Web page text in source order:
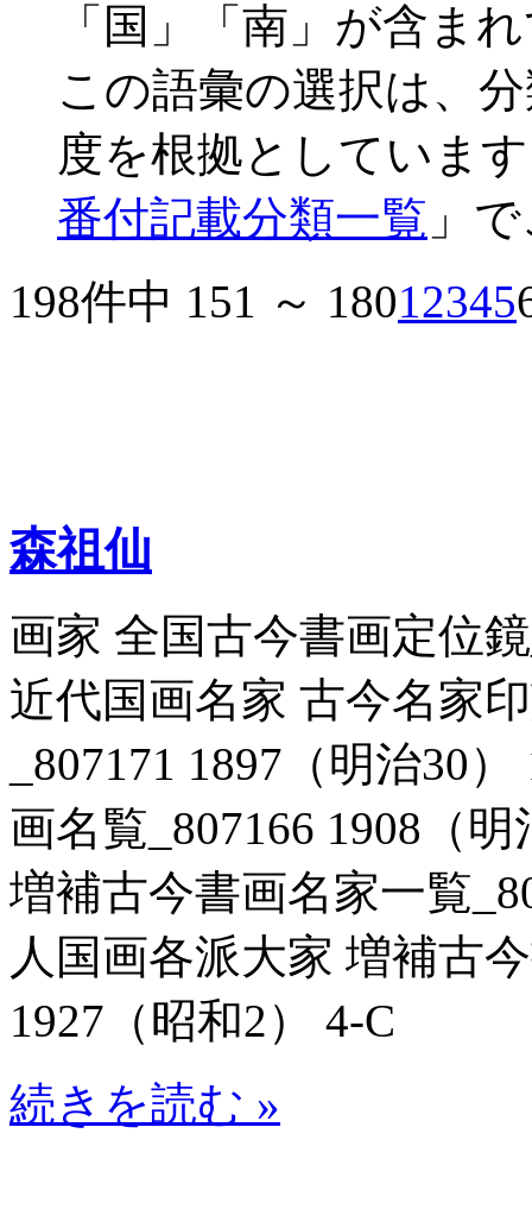
「国」「南」が含ま
この語彙の選択は、
度を根拠としていま
番付記載分類一覧 」
198件中 151 ～ 18012345
森祖仙
画家 全国古今書画定位
近代国画名家 古今名家
_807171 1897（明治30
画名覧_807166 1908（
増補古今書画名家一覧
人国画各派大家 増補古
1927（昭和2） 4-C
続きを読む »